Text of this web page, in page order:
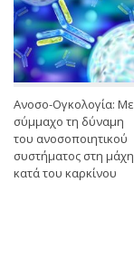
Ανοσο-Ογκολογία: Με
σύμμαχο τη δύναμη
του ανοσοποιητικού
συστήματος στη μάχη
κατά του καρκίνου